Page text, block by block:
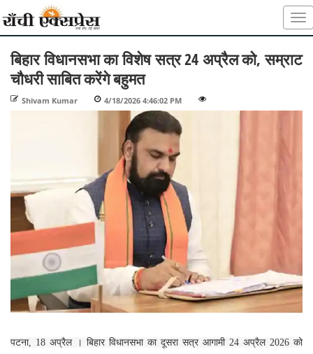
बिहार विधानसभा का विशेष सत्र 24 अप्रैल को, सम्राट
चौधरी साबित करेंगे बहुमत
Shivam Kumar 4/18/2026 4:46:02 PM
पटना, 18 अप्रैल । बिहार विधानसभा का दूसरा सत्र आगामी 24 अप्रैल 2026 को